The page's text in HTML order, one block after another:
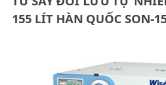
155 LÍT HÀN QUỐC SON-